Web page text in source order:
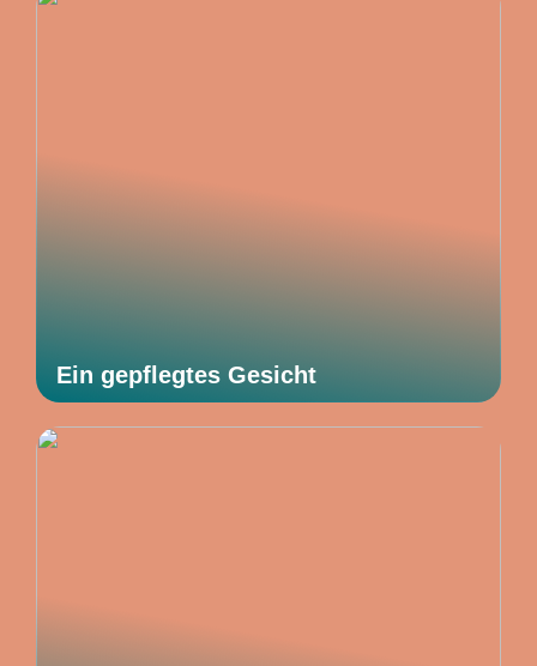
Ein gepflegtes Gesicht